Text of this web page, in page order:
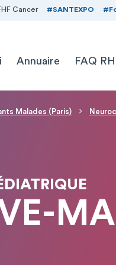
Cancer #SANTEXPO
Annuaire FAQ RH
Malades (Paris)